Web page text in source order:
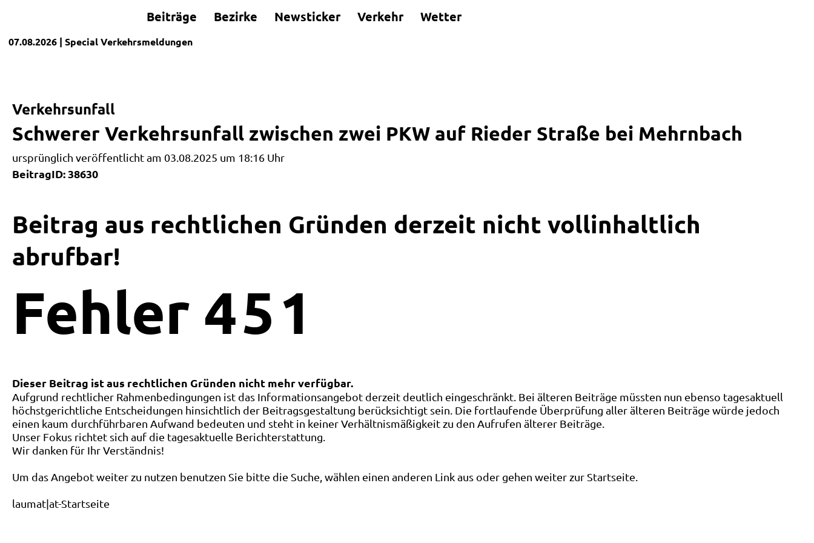
Beiträge Bezirke Newsticker Verkehr Wetter
07.08.2026 | SpecialVerkehrsmeldungen
Verkehrsunfall
Schwerer Verkehrsunfall zwischen zwei PKW auf Rieder Straße bei Mehrnbach
ursprünglich veröffentlicht am 03.08.2025 um 18:16 Uhr
BeitragID: 38630
Beitrag aus rechtlichen Gründen derzeit nicht vollinhaltlich
abrufbar!
Fehler 4 5 1
Dieser Beitrag ist aus rechtlichen Gründen nicht mehr verfügbar.
Aufgrund rechtlicher Rahmenbedingungen ist das Informationsangebot derzeit deutlich eingeschränkt. Bei älteren Beiträge müssten nun ebenso tagesaktuell
höchstgerichtliche Entscheidungen hinsichtlich der Beitragsgestaltung berücksichtigt sein. Die fortlaufende Überprüfung aller älteren Beiträge würde jedoch
einen kaum durchführbaren Aufwand bedeuten und steht in keiner Verhältnismäßigkeit zu den Aufrufen älterer Beiträge.
Unser Fokus richtet sich auf die tagesaktuelle Berichterstattung.
Wir danken für Ihr Verständnis!
Um das Angebot weiter zu nutzen benutzen Sie bitte die Suche, wählen einen anderen Link aus oder gehen weiter zur Startseite.
laumat|at-Startseite